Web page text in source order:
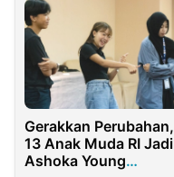
Gerakkan Perubahan,
13 Anak Muda RI Jadi
Ashoka Young